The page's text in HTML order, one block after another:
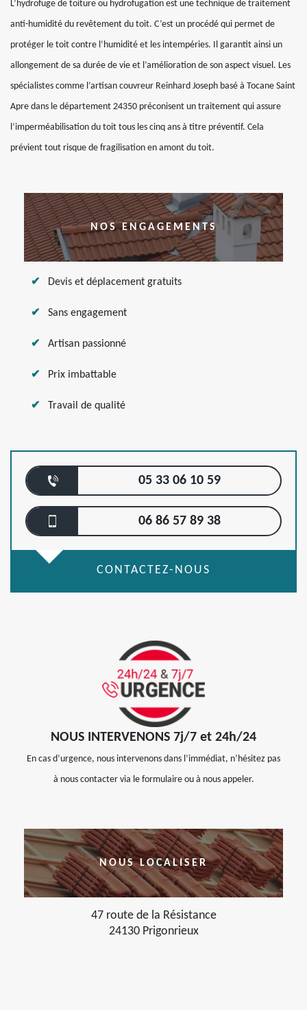
L’hydrofuge de toiture ou hydrofugation est une technique de traitement
anti-humidité du revêtement du toit. C’est un procédé qui permet de
protéger le toit contre l’humidité et les intempéries. Il garantit ainsi un
allongement de sa durée de vie et l’amélioration de son aspect visuel. Les
spécialistes comme l’artisan couvreur Reinhard Joseph basé à Tocane Saint
Apre dans le département 24350 préconisent un traitement qui assure
l’imperméabilisation du toit tous les cinq ans à titre préventif. Cela
prévient tout risque de fragilisation en amont du toit.
NOS ENGAGEMENTS
Devis et déplacement gratuits
Sans engagement
Artisan passionné
Prix imbattable
Travail de qualité
05 33 06 10 59
06 86 57 89 38
CONTACTEZ-NOUS
NOUS INTERVENONS 7j/7 et 24h/24
En cas d’urgence, nous intervenons dans l’immédiat, n’hésitez pas
à nous contacter via le formulaire ou à nous appeler.
NOUS LOCALISER
47 route de la Résistance
24130 Prigonrieux